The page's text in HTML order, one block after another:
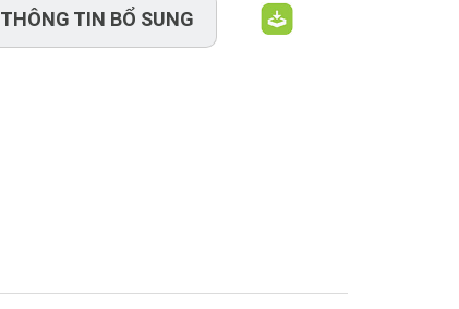
THÔNG TIN BỔ SUNG